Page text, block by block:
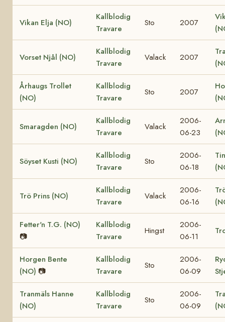
Vikan Elja (NO)
Kallblodig
Travare
Sto 2007
Vorset Njål (NO)
Kallblodig
Travare
Valack 2007
Århaugs Trollet
(NO)
Kallblodig
Travare
Sto 2007
Smaragden (NO)
Kallblodig
Travare
Valack
2006-
06-23
Söyset Kusti (NO)
Kallblodig
Travare
Sto
2006-
06-18
Trö Prins (NO)
Kallblodig
Travare
Valack
2006-
06-16
Fetter'n T.G. (NO)
📷
Kallblodig
Travare
Hingst
2006-
06-11
Horgen Bente
(NO) 📷
Kallblodig
Travare
Sto
2006-
06-09
Tranmäls Hanne
(NO)
Kallblodig
Travare
Sto
2006-
06-09